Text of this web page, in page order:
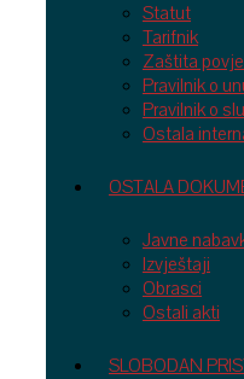
Statut
Tarifnik
Zaštita
Pravilnik o
Pravilnik o
Ostala
OSTALA
Javne
Izvještaji
Obrasci
Ostali akti
SLOBODAN